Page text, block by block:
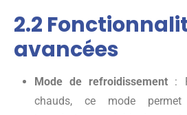
2.2
avancées
Mode de refroidissement :
chauds, ce mode